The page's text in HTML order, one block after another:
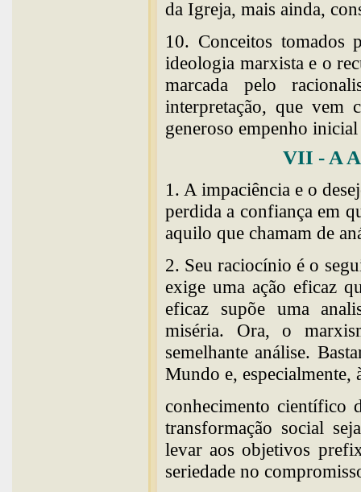
da Igreja, mais ainda,
10. Conceitos tomados
ideologia marxista e o
marcada pelo
interpretação, que vem
generoso empenho
VII - A
1. A impaciência e o
perdida a confiança em
aquilo que chamam de
2. Seu raciocínio é o
exige uma ação eficaz
eficaz supõe uma
miséria. Ora, o
semelhante análise.
Mundo e, especialmente,
conhecimento científico
transformação social
levar aos objetivos
seriedade no